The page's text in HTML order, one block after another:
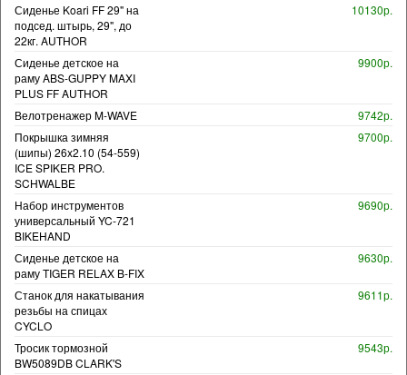
Сиденье Koari FF 29" на
подсед. штырь, 29", до
22кг. AUTHOR
10130р.
Сиденье детское на
раму ABS-GUPPY MAXI
PLUS FF AUTHOR
9900р.
Велотренажер M-WAVE
9742р.
Покрышка зимняя
(шипы) 26x2.10 (54-559)
ICE SPIKER PRO.
SCHWALBE
9700р.
Набор инструментов
универсальный YC-721
BIKEHAND
9690р.
Сиденье детское на
раму TIGER RELAX B-FIX
9630р.
Станок для накатывания
резьбы на спицах
CYCLO
9611р.
Тросик тормозной
BW5089DB CLARK'S
9543р.